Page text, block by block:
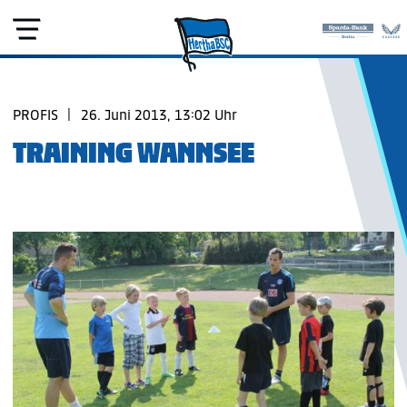
PROFIS 26. Juni 2013, 13:02 Uhr
TRAINING WANNSEE